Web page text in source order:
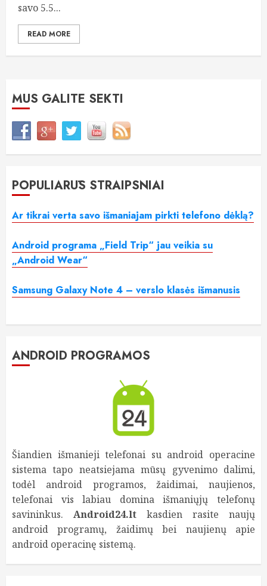
savo 5.5...
READ MORE
MUS GALITE SEKTI
POPULIARŪS STRAIPSNIAI
Ar tikrai verta savo išmaniajam pirkti telefono dėklą?
Android programa „Field Trip“ jau veikia su
„Android Wear“
Samsung Galaxy Note 4 – verslo klasės išmanusis
ANDROID PROGRAMOS
Šiandien išmanieji telefonai su android operacine
sistema tapo neatsiejama mūsų gyvenimo dalimi,
todėl android programos, žaidimai, naujienos,
telefonai vis labiau domina išmaniųjų telefonų
savininkus. Android24.lt kasdien rasite naujų
android programų, žaidimų bei naujienų apie
android operacinę sistemą.